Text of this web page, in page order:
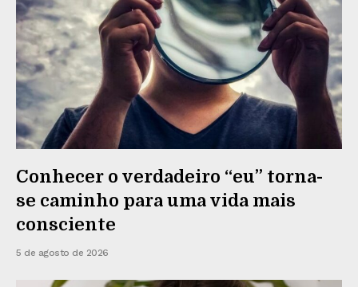
Conhecer o verdadeiro “eu” torna-
se caminho para uma vida mais
consciente
5 de agosto de 2026